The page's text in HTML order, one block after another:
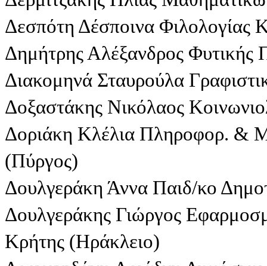
Δεσπότη Δέσποινα Φιλολογίας
Δημήτρης Αλέξανδρος
Διακομηνά Σταυρούλα
Δοξαστάκης Νικόλαος
Δοριάκη Κλέλια Πληροφορ. &
(Πύργος)
Δουλγεράκη Άννα Παιδ/κο
Δουλγεράκης Γιώργος
Κρήτης (Ηράκλειο)